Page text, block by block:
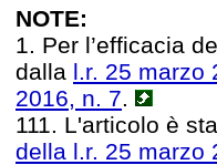
NOTE:
1. Per l’efficacia
dalla l.r. 25 marzo
2016, n. 7.
111. L'articolo è
della l.r. 25 marzo